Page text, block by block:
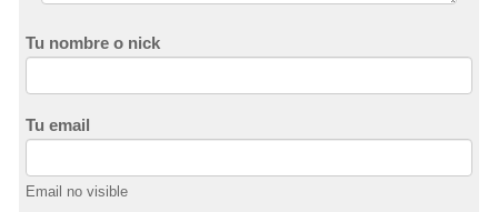
Tu nombre o nick
Tu email
Email no visible